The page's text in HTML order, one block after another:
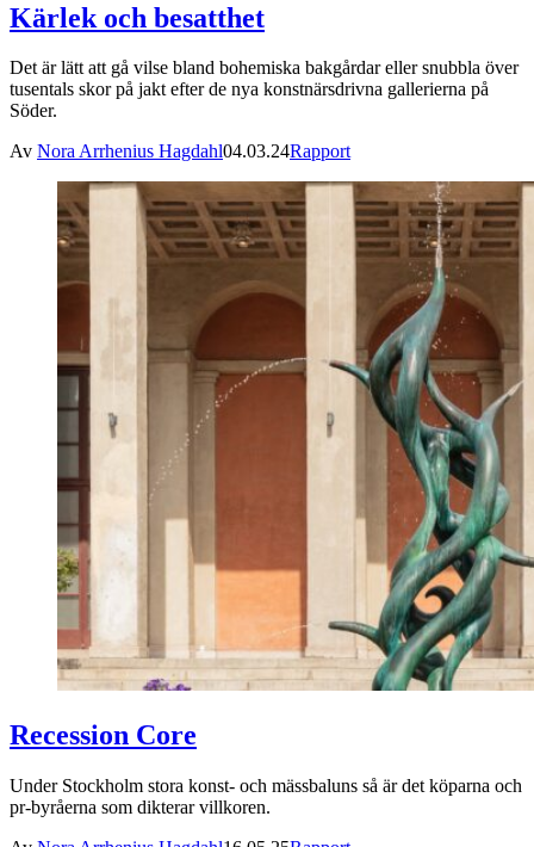
Kärlek och besatthet
Det är lätt att gå vilse bland bohemiska bakgårdar eller snubbla över
tusentals skor på jakt efter de nya konstnärsdrivna gallerierna på
Söder.
Av Nora Arrhenius Hagdahl04.03.24Rapport
Recession Core
Under Stockholm stora konst- och mässbaluns så är det köparna och
pr-byråerna som dikterar villkoren.